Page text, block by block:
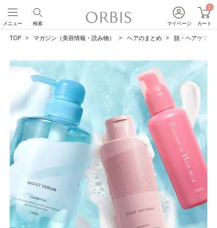
マイページ
0
カート
検索
メニュー
TOP マガジン（美容情報・読み物） ヘアのまとめ 脱・ヘアケア